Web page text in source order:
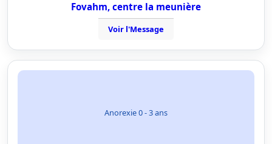
Fovahm, centre la meunière
Voir l'Message
Anorexie 0 - 3 ans